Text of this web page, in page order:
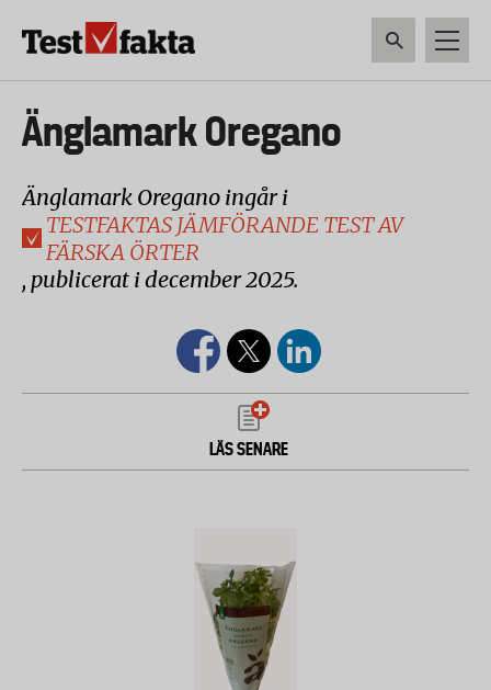
Huvudmeny
ny
HEM & HUSHÅLL
Änglamark Oregano
Änglamark Oregano ingår i
TESTFAKTAS JÄMFÖRANDE TEST AV
FÄRSKA ÖRTER
, publicerat i december 2025.
LÄS SENARE